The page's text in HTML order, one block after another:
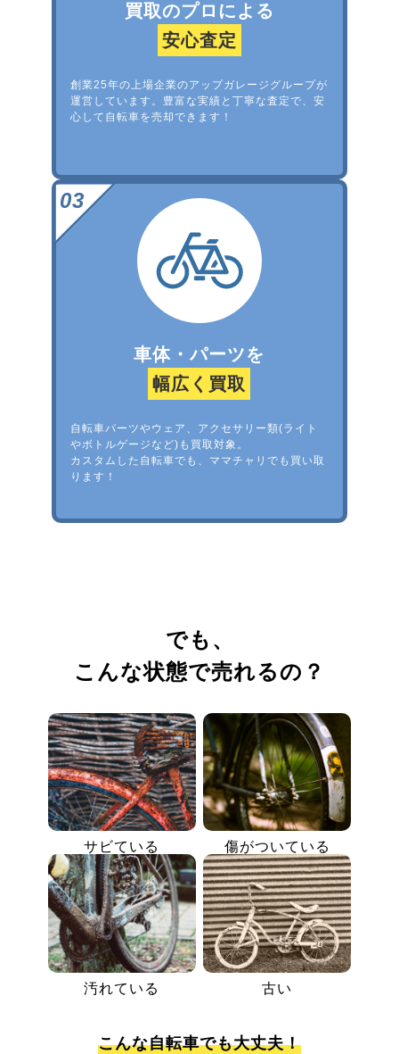
買取のプロによる
安心査定
創業25年の上場企業のアップガレージグループが
運営しています。豊富な実績と丁寧な査定で、安
心して自転車を売却できます！
車体・パーツを
幅広く買取
自転車パーツやウェア、アクセサリー類(ライト
やボトルゲージなど)も買取対象。
カスタムした自転車でも、ママチャリでも買い取
ります！
でも、
こんな状態で売れるの？
サビている 傷がついている
汚れている 古い
こんな自転車でも大丈夫！